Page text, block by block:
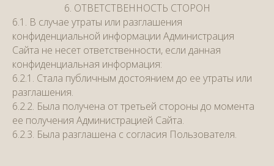
6. ОТВЕТСТВЕННОСТЬ СТОРОН
6.1. В случае утраты или разглашения
конфиденциальной информации Администрация
Сайта не несет ответственности, если данная
конфиденциальная информация:
6.2.1. Стала публичным достоянием до ее утраты или
разглашения.
6.2.2. Была получена от третьей стороны до момента
ее получения Администрацией Сайта.
6.2.3. Была разглашена с согласия Пользователя.